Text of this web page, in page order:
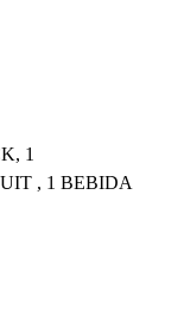
1
, 1 BEBIDA